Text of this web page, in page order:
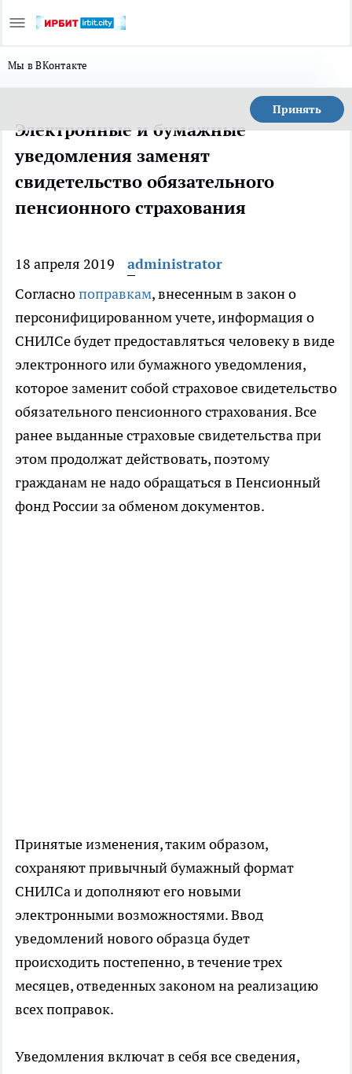
Мы в ВКонтакте
Принять
Электронные и бумажные
уведомления заменят
свидетельство обязательного
пенсионного страхования
18 апреля 2019
administrator
Согласнопоправкам, внесенным в закон о
персонифицированном учете, информация о
СНИЛСе будет предоставляться человеку в виде
электронного или бумажного уведомления,
которое заменит собой страховое свидетельство
обязательного пенсионного страхования. Все
ранее выданные страховые свидетельства при
этом продолжат действовать, поэтому
гражданам не надо обращаться в Пенсионный
фонд России за обменом документов.
Принятые изменения, таким образом,
сохраняют привычный бумажный формат
СНИЛСа и дополняют его новыми
электронными возможностями. Ввод
уведомлений нового образца будет
происходить постепенно, в течение трех
месяцев, отведенных законом на реализацию
всех поправок.
Уведомления включат в себя все сведения,